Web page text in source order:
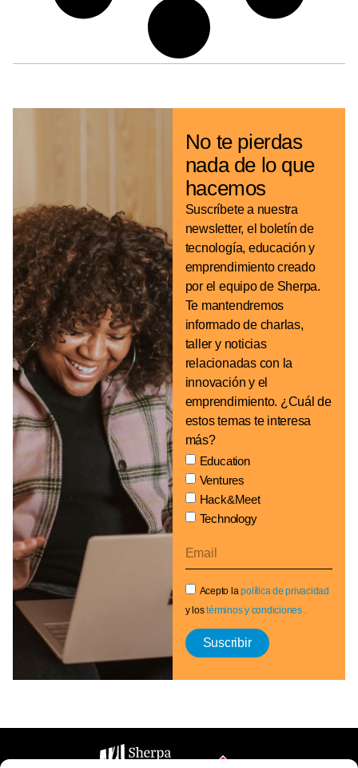
No te pierdas
nada de lo que
hacemos
Suscríbete a nuestra
newsletter, el boletín de
tecnología, educación y
emprendimiento creado
por el equipo de Sherpa.
Te mantendremos
informado de charlas,
taller y noticias
relacionadas con la
innovación y el
emprendimiento. ¿Cuál de
estos temas te interesa
más?
Education
Ventures
Hack&Meet
Technology
Acepto lapolítica de privacidad
y lostérminos y condiciones .
Suscribir